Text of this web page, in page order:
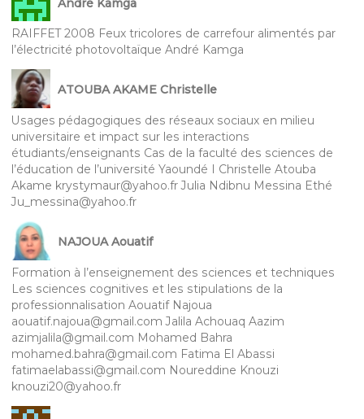
RAIFFET 2008 Feux tricolores de carrefour alimentés par
l’électricité photovoltaïque André Kamga
ATOUBA AKAME Christelle
Usages pédagogiques des réseaux sociaux en milieu
universitaire et impact sur les interactions
étudiants/enseignants Cas de la faculté des sciences de
l’éducation de l’université Yaoundé I Christelle Atouba
Akame krystymaur@yahoo.fr Julia Ndibnu Messina Ethé
Ju_messina@yahoo.fr
NAJOUA Aouatif
Formation à l’enseignement des sciences et techniques
Les sciences cognitives et les stipulations de la
professionnalisation Aouatif Najoua
aouatif.najoua@gmail.com Jalila Achouaq Aazim
azimjalila@gmail.com Mohamed Bahra
mohamed.bahra@gmail.com Fatima El Abassi
fatimaelabassi@gmail.com Noureddine Knouzi
knouzi20@yahoo.fr